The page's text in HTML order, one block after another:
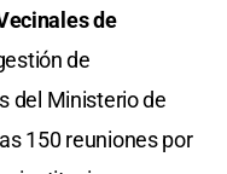
de
de
del Ministerio de
150 reuniones por